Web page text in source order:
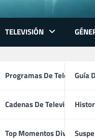
TELEVISIÓN
Programas De Televisión
Cadenas De Televisión
Top Momentos Divertidos
Guía